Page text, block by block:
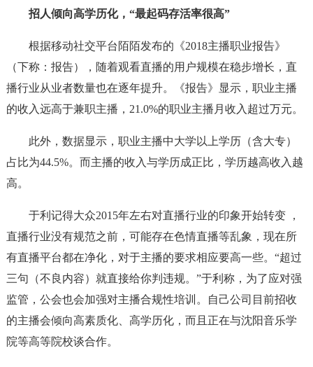
招人倾向高学历化，“最起码存活率很高”
根据移动社交平台陌陌发布的《2018主播职业报告》
（下称：报告），随着观看直播的用户规模在稳步增长，直
播行业从业者数量也在逐年提升。《报告》显示，职业主播
的收入远高于兼职主播，21.0%的职业主播月收入超过万元。
此外，数据显示，职业主播中大学以上学历（含大专）
占比为44.5%。而主播的收入与学历成正比，学历越高收入越
高。
于利记得大众2015年左右对直播行业的印象开始转变 ，
直播行业没有规范之前，可能存在色情直播等乱象，现在所
有直播平台都在净化，对于主播的要求相应要高一些。“超过
三句（不良内容）就直接给你判违规。”于利称，为了应对强
监管，公会也会加强对主播合规性培训。自己公司目前招收
的主播会倾向高素质化、高学历化，而且正在与沈阳音乐学
院等高等院校谈合作。